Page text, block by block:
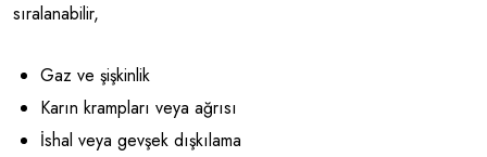
sıralanabilir,
Gaz ve şişkinlik
Karın krampları veya ağrısı
İshal veya gevşek dışkılama